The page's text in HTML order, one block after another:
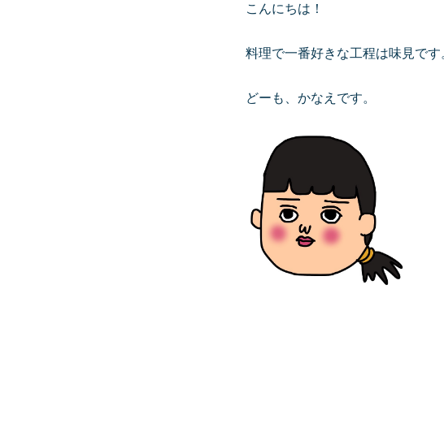
こんにちは！
料理で一番好きな工程は味見です
どーも、かなえです。